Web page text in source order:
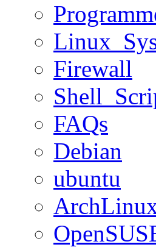
Firewall
FAQs
Debian
ubuntu